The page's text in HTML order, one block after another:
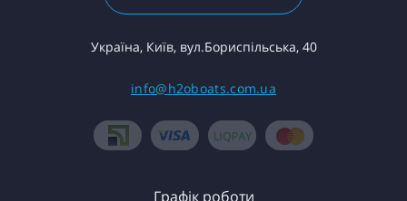
Україна, Київ, вул.Бориспільська, 40
info@h2oboats.com.ua
Графік роботи